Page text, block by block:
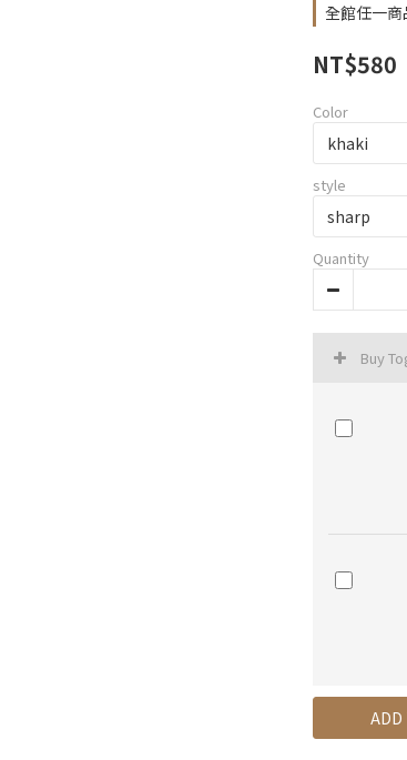
全館任一
NT$580
Color
style
Quantity
Buy
ADD